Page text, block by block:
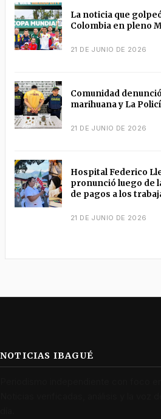
La noticia que
Colombia en pleno
21 DE JUNIO DE 2026
Comunidad
marihuana y La
21 DE JUNIO DE 2026
Hospital Federico
pronunció luego de
de pagos a los
21 DE JUNIO DE 2026
NOTICIAS IBAGUÉ